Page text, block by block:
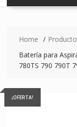
Home
Batería para
780TS 790 790T
¡OFERTA!